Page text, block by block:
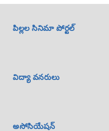
పిల్లల సినిమా పోర్టల్
విద్యా వనరులు
అసోసియేషన్